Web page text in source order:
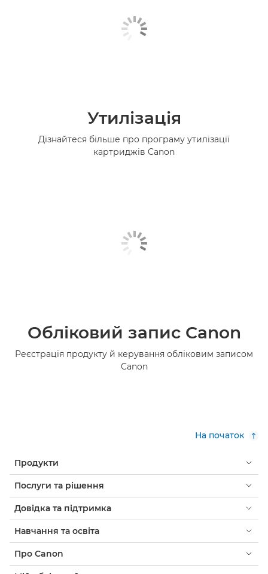
Утилізація
Дізнайтеся більше про програму утилізації
картриджів Canon
Обліковий запис Canon
Реєстрація продукту й керування обліковим записом
Canon
На початок
Продукти
Послуги та рішення
Довідка та підтримка
Навчання та освіта
Про Canon